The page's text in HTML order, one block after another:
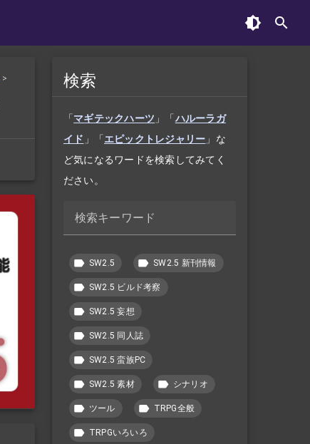
> 検索
「 マギテックハーツ 」「 ハルーラガ
イド 」「 エピックトレジャリー 」な
ど気になるワードを検索してみてく
ださい。
検索キーワード
SW2.5 SW2.5 新刊情報
SW2.5 ビルド考察
SW2.5 妄想
SW2.5 同人誌
SW2.5 蛮族PC
SW2.5 素材 シナリオ
ツール TRPG全般
TRPGいろいろ